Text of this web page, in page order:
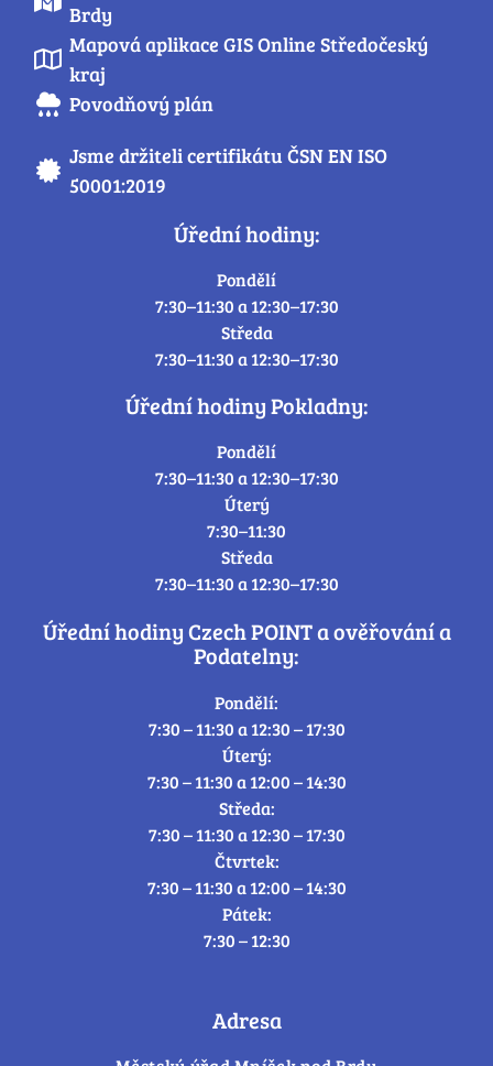
Brdy
Mapová aplikace GIS Online Středočeský
kraj
Povodňový plán
Jsme držiteli certifikátu ČSN EN ISO
50001:2019
Úřední hodiny:
Pondělí
7:30–11:30 a 12:30–17:30
Středa
7:30–11:30 a 12:30–17:30
Úřední hodiny Pokladny:
Pondělí
7:30–11:30 a 12:30–17:30
Úterý
7:30–11:30
Středa
7:30–11:30 a 12:30–17:30
Úřední hodiny Czech POINT a ověřování a
Podatelny:
Pondělí:
7:30 – 11:30 a 12:30 – 17:30
Úterý:
7:30 – 11:30 a 12:00 – 14:30
Středa:
7:30 – 11:30 a 12:30 – 17:30
Čtvrtek:
7:30 – 11:30 a 12:00 – 14:30
Pátek:
7:30 – 12:30
Adresa